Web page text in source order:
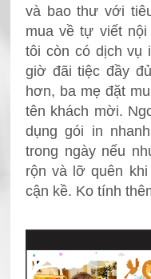
và bao thư với
mua về tự viết
tôi còn có dịch vụ
giờ đãi tiệc đầy
hơn, ba mẹ đặt
tên khách mời.
dụng gói in
trong ngày nếu
rộn và lỡquên
cận kề. Ko tính